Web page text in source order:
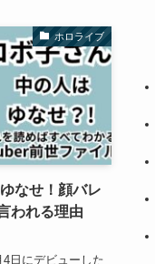
ホロライブ
なせ！顔バレ
われる理由
日にデビューした